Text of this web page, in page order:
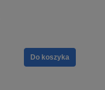
Do koszyka